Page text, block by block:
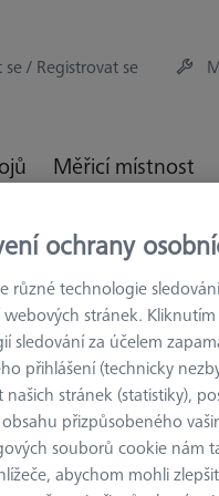
se / Registrovat se
Měřicí místnost
Referenční
adhezní silou, 3000 kusů
ochrany
různé technologie
stránek.
sledování za účelem
přihlášení (technicky
stránek (statistiky),
přizpůsobeného
souborů cookie nám
abychom mohli